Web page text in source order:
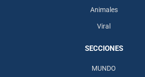
Animales
Viral
SECCIONES
MUNDO